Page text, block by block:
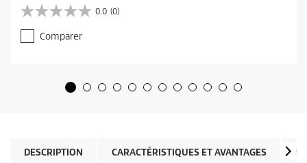
r
e
n
p
0.0 (0)
0
.
0
Comparer
DESCRIPTION CARACTÉRISTIQUES ET AVANTAGES